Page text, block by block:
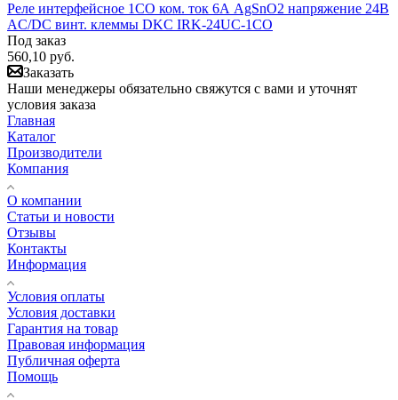
Реле интерфейсное 1CO ком. ток 6А AgSnO2 напряжение 24В
AC/DC винт. клеммы DKC IRK-24UC-1CO
Под заказ
560,10 руб.
Заказать
Наши менеджеры обязательно свяжутся с вами и уточнят
условия заказа
Главная
Каталог
Производители
Компания
О компании
Статьи и новости
Отзывы
Контакты
Информация
Условия оплаты
Условия доставки
Гарантия на товар
Правовая информация
Публичная оферта
Помощь